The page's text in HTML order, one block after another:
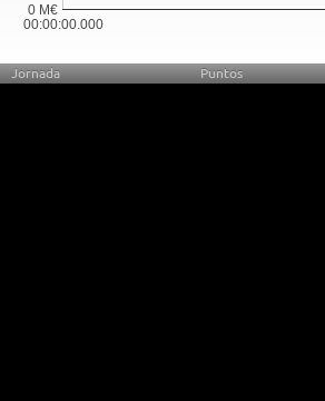
00:00:00.000
0 M€
Jornada Puntos